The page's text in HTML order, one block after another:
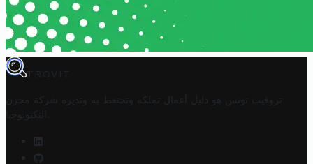
TROVIT
تروفيت تونس هو دليل أعمال تملكه وتحتفظ به وتديره
شركة مخزن
التكنولوجيا